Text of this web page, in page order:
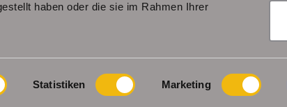
haben oder die sie im Rahmen Ihrer
Statistiken Marketing
Datenschutz
Sitemap
Widerrufsbelehrung